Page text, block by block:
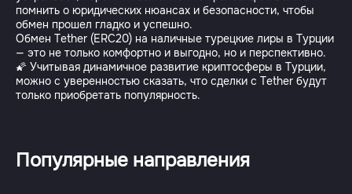
помнить о юридических нюансах и безопасности, чтобы
обмен прошел гладко и успешно.
Обмен Tether (ERC20) на наличные турецкие лиры в Турции
— это не только комфортно и выгодно, но и перспективно.
🌠 Учитывая динамичное развитие криптосферы в Турции,
можно с уверенностью сказать, что сделки с Tether будут
только приобретать популярность.
Популярные направления